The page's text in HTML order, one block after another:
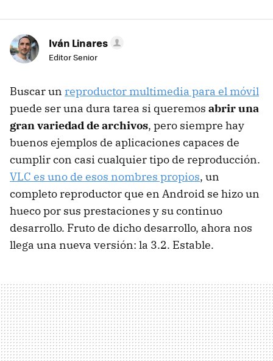
Iván Linares
Editor Senior
Buscar un reproductor multimedia para el móvil
puede ser una dura tarea si queremos abrir una
gran variedad de archivos, pero siempre hay
buenos ejemplos de aplicaciones capaces de
cumplir con casi cualquier tipo de reproducción.
VLC es uno de esos nombres propios, un
completo reproductor que en Android se hizo un
hueco por sus prestaciones y su continuo
desarrollo. Fruto de dicho desarrollo, ahora nos
llega una nueva versión: la 3.2. Estable.